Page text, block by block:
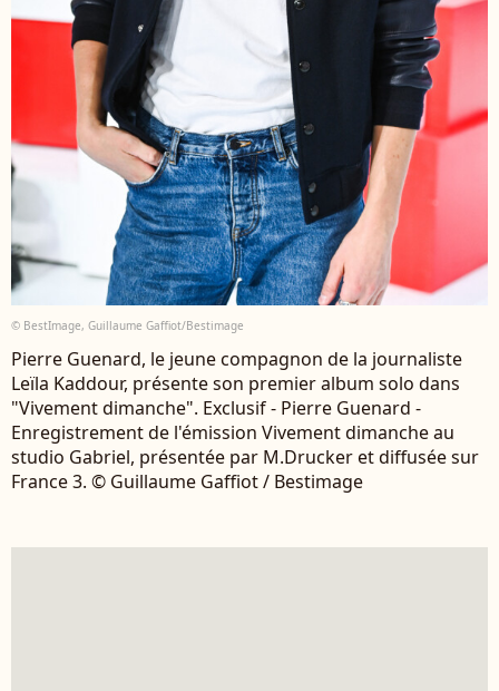
© BestImage, Guillaume Gaffiot/Bestimage
Pierre Guenard, le jeune compagnon de la journaliste
Leïla Kaddour, présente son premier album solo dans
"Vivement dimanche". Exclusif - Pierre Guenard -
Enregistrement de l'émission Vivement dimanche au
studio Gabriel, présentée par M.Drucker et diffusée sur
France 3. © Guillaume Gaffiot / Bestimage